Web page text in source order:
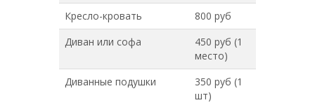
Кресло-кровать
800 руб
Диван или софа
450 руб (1
место)
Диванные подушки
350 руб (1
шт)